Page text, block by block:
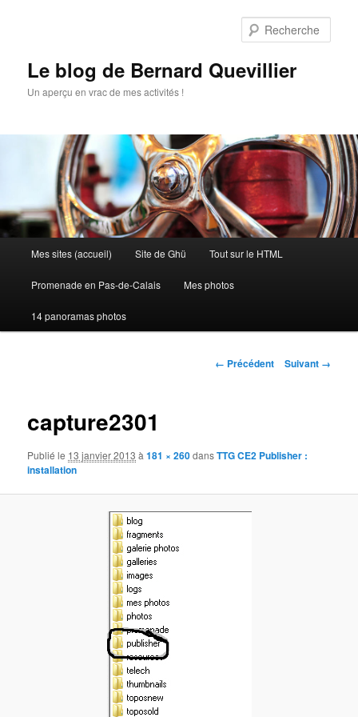
Le blog de Bernard Quevillier
Un aperçu en vrac de mes activités !
principal
Mes sites (accueil) Site de Ghü Tout sur le HTML
Promenade en Pas-de-Calais Mes photos
14 panoramas photos
Navigation
← Précédent Suivant →
capture2301
Publié le 13 janvier 2013 à181 × 260dansTTG CE2 Publisher :
installation